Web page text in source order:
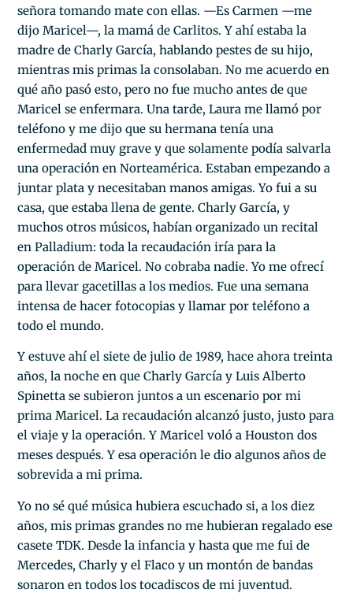
señora tomando mate con ellas. —Es Carmen —me
dijo Maricel—, la mamá de Carlitos. Y ahí estaba la
madre de Charly García, hablando pestes de su hijo,
mientras mis primas la consolaban. No me acuerdo en
qué año pasó esto, pero no fue mucho antes de que
Maricel se enfermara. Una tarde, Laura me llamó por
teléfono y me dijo que su hermana tenía una
enfermedad muy grave y que solamente podía salvarla
una operación en Norteamérica. Estaban empezando a
juntar plata y necesitaban manos amigas. Yo fui a su
casa, que estaba llena de gente. Charly García, y
muchos otros músicos, habían organizado un recital
en Palladium: toda la recaudación iría para la
operación de Maricel. No cobraba nadie. Yo me ofrecí
para llevar gacetillas a los medios. Fue una semana
intensa de hacer fotocopias y llamar por teléfono a
todo el mundo.
Y estuve ahí el siete de julio de 1989, hace ahora treinta
años, la noche en que Charly García y Luis Alberto
Spinetta se subieron juntos a un escenario por mi
prima Maricel. La recaudación alcanzó justo, justo para
el viaje y la operación. Y Maricel voló a Houston dos
meses después. Y esa operación le dio algunos años de
sobrevida a mi prima.
Yo no sé qué música hubiera escuchado si, a los diez
años, mis primas grandes no me hubieran regalado ese
casete TDK. Desde la infancia y hasta que me fui de
Mercedes, Charly y el Flaco y un montón de bandas
sonaron en todos los tocadiscos de mi juventud.